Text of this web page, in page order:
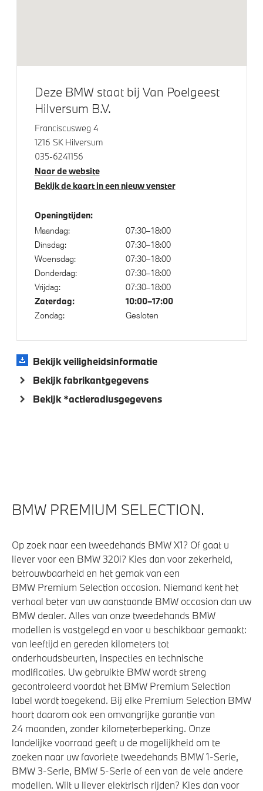
Automatische 2-zone Airconditioning
Elektrische voorzieningen
Comfort Access
High-beam assistant
Draadloos oplaadstation
Bandenspanningsweergavesysteem
Automatisch dimmende binnen- en buitenspiegel
bestuurderzijde
Alarmsysteem klasse 3 (VbV/SCM)
Parking assistant plus
Verwarmde stoelen voor en achter
Aandrijving en onderstel
M Adaptief onderstel
Laadkabel (Mode 3, 22kW)
Actieve Voetgangersbescherming
Deze BMW staat bij Van Poelgeest
Hilversum B.V.
Franciscusweg 4
1216 SK Hilversum
035-6241156
Naar de website
Bekijk de kaart in een nieuw venster
Openingtijden:
Maandag:
07:30–18:00
Dinsdag:
07:30–18:00
Woensdag:
07:30–18:00
Donderdag:
07:30–18:00
Vrijdag:
07:30–18:00
Zaterdag: 10:00–17:00
Zondag: Gesloten
Bekijk veiligheidsinformatie
Bekijk fabrikantgegevens
Bekijk *actieradiusgegevens
BMW PREMIUM SELECTION.
Op zoek naar een tweedehands BMW X1? Of gaat u
liever voor een BMW 320i? Kies dan voor zekerheid,
betrouwbaarheid en het gemak van een
BMW Premium Selection occasion. Niemand kent het
verhaal beter van uw aanstaande BMW occasion dan uw
BMW dealer. Alles van onze tweedehands BMW
modellen is vastgelegd en voor u beschikbaar gemaakt:
van leeftijd en gereden kilometers tot
onderhoudsbeurten, inspecties en technische
modificaties. Uw gebruikte BMW wordt streng
gecontroleerd voordat het BMW Premium Selection
label wordt toegekend. Bij elke Premium Selection BMW
hoort daarom ook een omvangrijke garantie van
24 maanden, zonder kilometerbeperking. Onze
landelijke voorraad geeft u de mogelijkheid om te
zoeken naar uw favoriete tweedehands BMW 1-Serie,
BMW 3-Serie, BMW 5-Serie of een van de vele andere
modellen. Wilt u liever elektrisch rijden? Kies dan voor